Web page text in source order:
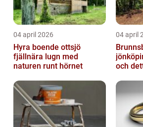
04 april 2026
Hyra boende ottsjö
fjällnära lugn med
naturen runt hörnet
04 april
jönköping så
och